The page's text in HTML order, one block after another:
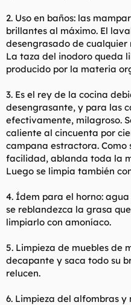
2. Uso en baños: las
brillantes al máximo. El
desengrasado de
La taza del inodoro queda
producido por la materia
3. Es el rey de la cocina
desengrasante, y para las
efectivamente, milagroso.
caliente al cincuenta por
campana estractora. Como
facilidad, ablanda toda la
Luego se limpia también
4. Ídem para el horno:
se reblandezca la grasa
limpiarlo con amoníaco.
5. Limpieza de muebles de
decapante y saca todo su
relucen.
6. Limpieza del alfombras y